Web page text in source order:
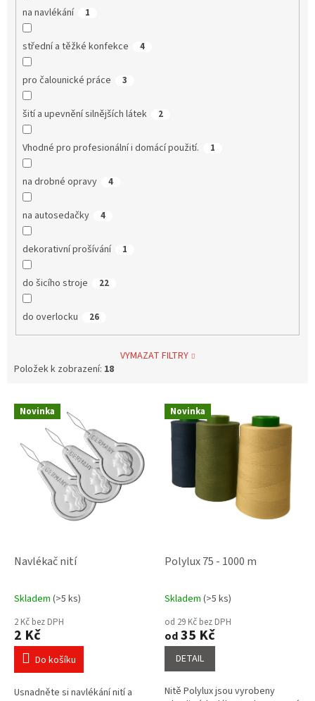
na navlékání 1
střední a těžké konfekce 4
pro čalounické práce 3
šití a upevnění silnějších látek 2
Vhodné pro profesionální i domácí použití. 1
na drobné opravy 4
na autosedačky 4
dekorativní prošívání 1
do šicího stroje 22
do overlocku 26
VYMAZAT FILTRY
Položek k zobrazení: 18
Novinka
Navlékač nití
Průměrné
hodnocení
produktu
je
4,3
hvězdiček.
Skladem (>5 ks)
2 Kč bez DPH
2 Kč
Do košíku
Usnadněte si navlékání nití a
Novinka
Polylux 75 - 1000 m
Průměrné
hodnocení
produktu
je
5,0
hvězdiček.
Skladem (>5 ks)
od 29 Kč bez DPH
od35 Kč
DETAIL
Nitě Polylux jsou vyrobeny